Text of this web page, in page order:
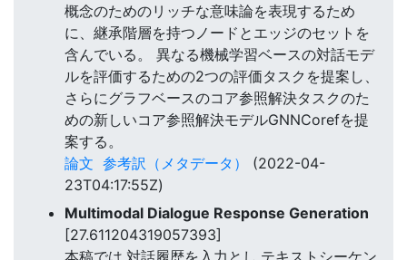
概念のためのリッチな意味論を表現するため
に、継承階層を持つノードとエッジのセットを
含んでいる。 異なる機械学習ベースの対話モデ
ルを評価するための2つの評価タスクを提案し、
さらにグラフベースのコア参照解決タスクのた
めの新しいコア参照解決モデルGNNCorefを提
案する。
論文 参考訳（メタデータ）
(2022-04-
23T04:17:55Z)
Multimodal Dialogue Response Generation
[27.611204319057393]
本稿では,対話履歴を入力とし,テキストシーケン